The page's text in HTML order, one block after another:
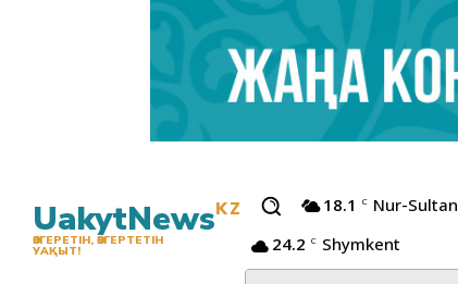
UakytNewsKZ
ӨЗГЕРЕТІН, ӨЗГЕРТЕТІН
УАҚЫТ!
18.1 C Nur-Sultan
24.2 C Shymkent